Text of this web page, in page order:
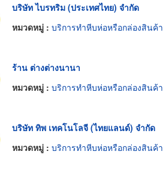
บริษัท ไบรทริม (ประเทศไทย) จำกัด
หมวดหมู่ : บริการทำหีบห่อหรือกล่องสินค้า
ร้าน ต่างต่างนานา
หมวดหมู่ : บริการทำหีบห่อหรือกล่องสินค้า
บริษัท ทิพ เทคโนโลจี (ไทยแลนด์) จำกัด
หมวดหมู่ : บริการทำหีบห่อหรือกล่องสินค้า